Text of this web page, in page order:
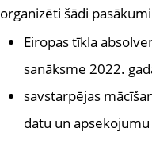
organizēti šādi
Eiropas tīkla
sanāksme 2022.
savstarpējas
datu un